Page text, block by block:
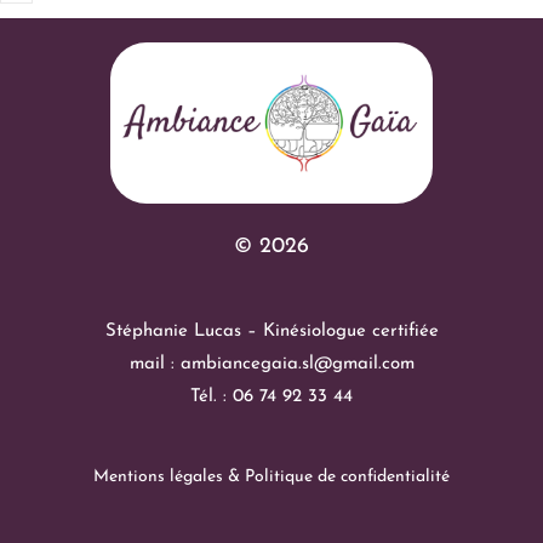
© 2026
Stéphanie Lucas – Kinésiologue certifiée
mail : ambiancegaia.sl@gmail.com
Tél. : 06 74 92 33 44
Mentions légales & Politique de confidentialité